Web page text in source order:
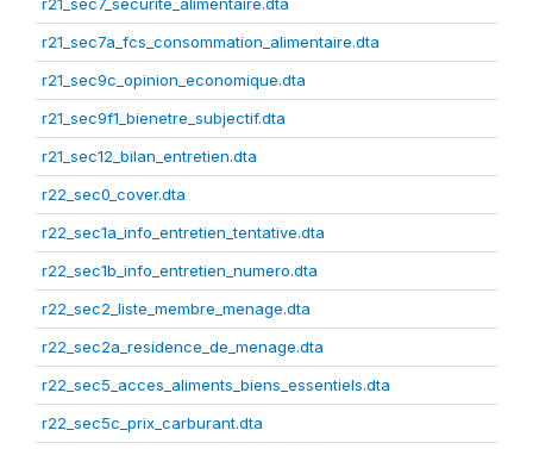
r21_sec7a_fcs_consommation_alimentaire.dta
r21_sec9c_opinion_economique.dta
r21_sec9f1_bienetre_subjectif.dta
r21_sec12_bilan_entretien.dta
r22_sec0_cover.dta
r22_sec1a_info_entretien_tentative.dta
r22_sec1b_info_entretien_numero.dta
r22_sec2_liste_membre_menage.dta
r22_sec2a_residence_de_menage.dta
r22_sec5_acces_aliments_biens_essentiels.dta
r22_sec5c_prix_carburant.dta